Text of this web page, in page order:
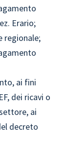
Erario;
regionale;
ai fini
dei ricavi o
ai
decreto